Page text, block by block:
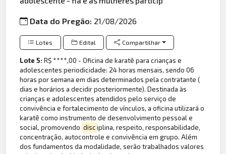
Data do Pregão: 21/08/2026
Lotes Edital Compartilhar
Lote 5:R$ ****,00 - Oficina de karatê para crianças e
adolescentes periodicidade: 24 horas mensais, sendo 06
horas por semana em dias determinados pela contratante (
dias e horários a decidir posteriormente). Destinada às
crianças e adolescentes atendidos pelo serviço de
convivência e fortalecimento de vínculos, a oficina utilizará o
karatê como instrumento de desenvolvimento pessoal e
social, promovendo disciplina, respeito, responsabilidade,
concentração, autocontrole e convivência em grupo. Além
dos fundamentos da modalidade, serão trabalhados valores